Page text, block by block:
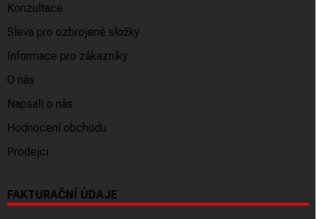
Konzultace
Sleva pro ozbrojené složky
Informace pro zákazníky
O nás
Napsali o nás
Hodnocení obchodu
Prodejci
FAKTURAČNÍ ÚDAJE